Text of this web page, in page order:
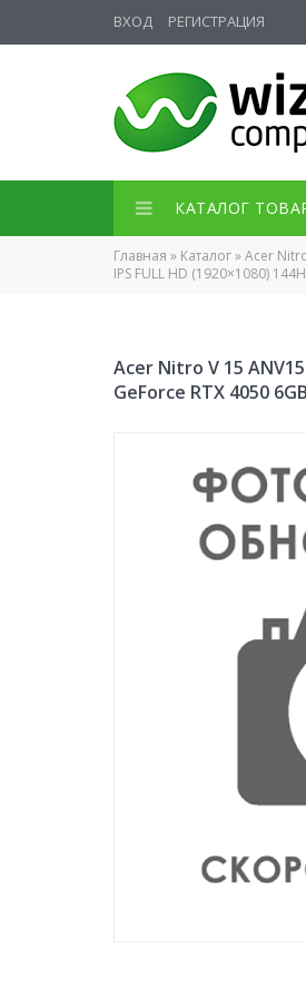
ВХОД РЕГИСТРАЦИЯ
КАТАЛОГ
Главная » Каталог»Acer
IPS FULL HD (1920×1080)
Acer Nitro V 15
GeForce RTX 4050